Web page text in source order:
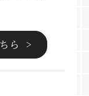
ら >